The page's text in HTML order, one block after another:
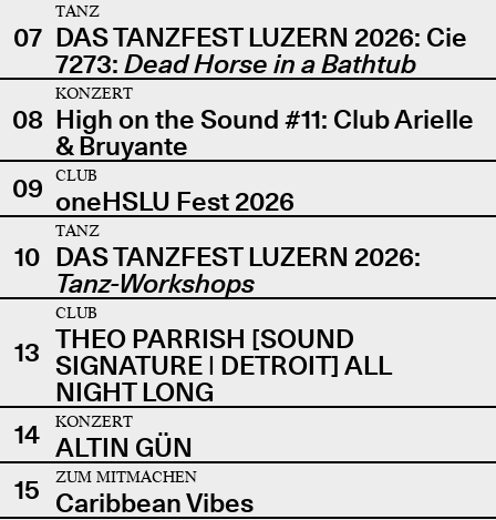
07
TANZ
DAS TANZFEST LUZERN 2026: Cie
7273: Dead Horse in a Bathtub
08
KONZERT
High on the Sound #11: Club Arielle
& Bruyante
09
CLUB
oneHSLU Fest 2026
10
TANZ
DAS TANZFEST LUZERN 2026:
Tanz-Workshops
13
CLUB
THEO PARRISH [SOUND
SIGNATURE | DETROIT] ALL
NIGHT LONG
14
KONZERT
ALTIN GÜN
15
ZUM MITMACHEN
Caribbean Vibes